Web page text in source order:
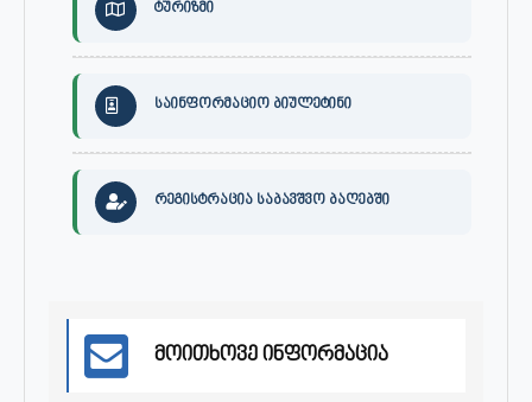
ტურიზმი
საინფორმაციო ბიულეტინი
რეგისტრაცია საბავშვო ბაღებში
მოითხოვე ინფორმაცია